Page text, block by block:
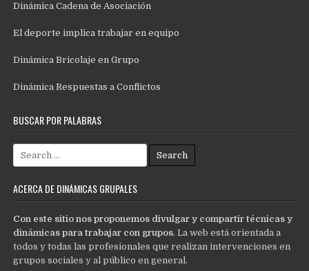
Dinámica Cadena de Asociación
El deporte implica trabajar en equipo
Dinámica Bricolaje en Grupo
Dinámica Respuestas a Conflictos
BUSCAR POR PALABRAS
Search
for:
ACERCA DE DINÁMICAS GRUPALES
Con este sitio nos proponemos divulgar y compartir técnicas y
dinámicas para trabajar con grupos. La web está orientada a
todos y todas las profesionales que realizan intervenciones en
grupos sociales y al público en general.